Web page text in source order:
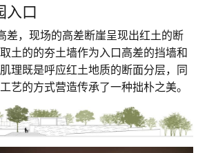
入口
差，现场的高差断崖呈现出红土的断
土的的夯土墙作为入口高差的挡墙和
理既是呼应红土地质的断面分层，同
艺的方式营造传承了一种拙朴之美。